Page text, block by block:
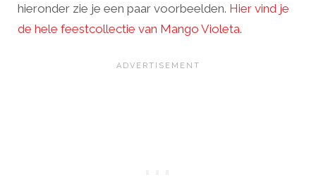
hieronder zie je een paar voorbeelden. Hier vind je
de hele feestcollectie van Mango Violeta.